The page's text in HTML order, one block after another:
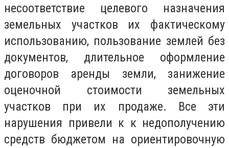
несоответствие целевого назначения
земельных участков их фактическому
использованию, пользование землей без
документов, длительное оформление
договоров аренды земли, занижение
оценочной стоимости земельных
участков при их продаже. Все эти
нарушения привели к к недополучению
средств бюджетом на ориентировочную